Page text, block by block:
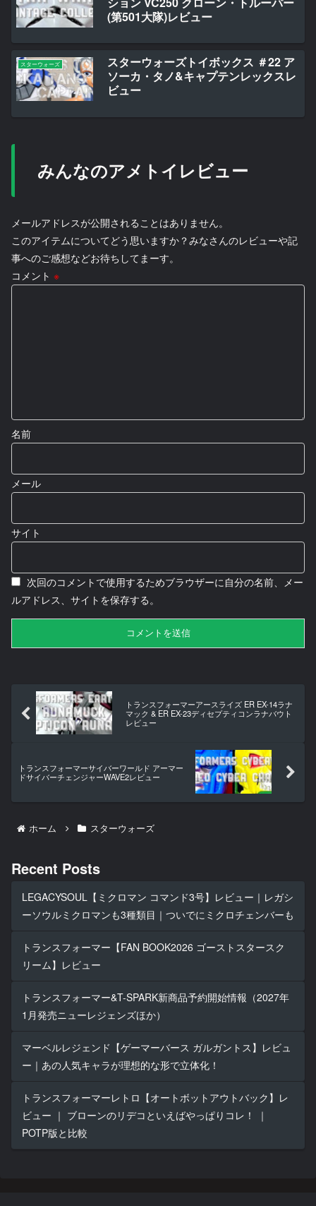
(第501大隊)レビュー
スターウォーズ
スターウォーズトイボックス ＃22 ア
ソーカ・タノ&キャプテンレックスレ
ビュー
みんなのアメトイレビュー
メールアドレスが公開されることはありません。
このアイテムについてどう思いますか？みなさんのレビューや記
事へのご感想などお待ちしてまーす。
コメント ※
名前
メール
サイト
次回のコメントで使用するためブラウザーに自分の名前、メー
ルアドレス、サイトを保存する。
トランスフォーマーアースライズ ER EX-14ラナ
マック & ER EX-23ディセプティコンラナバウト
レビュー
トランスフォーマーサイバーワールド アーマー
ドサイバーチェンジャーWAVE2レビュー
ホーム スターウォーズ
Recent Posts
LEGACYSOUL【ミクロマン コマンド3号】レビュー｜レガシ
ーソウルミクロマンも3種類目｜ついでにミクロチェンバーも
トランスフォーマー【FAN BOOK2026 ゴーストスタースク
リーム】レビュー
トランスフォーマー&T-SPARK新商品予約開始情報（2027年
1月発売ニューレジェンズほか）
マーベルレジェンド【ゲーマーバース ガルガントス】レビュ
ー｜あの人気キャラが理想的な形で立体化！
トランスフォーマーレトロ【オートボットアウトバック】レ
ビュー ｜ ブローンのリデコといえばやっぱりコレ！ ｜
POTP版と比較